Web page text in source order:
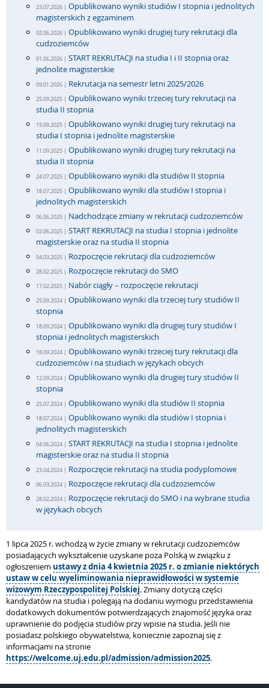
23.07.2026 | Opublikowano wyniki studiów I stopnia i jednolitych
magisterskich z egzaminem
02.06.2026 | Opublikowano wyniki drugiej tury rekrutacji dla
cudzoziemców
01.06.2026 | START REKRUTACJI na studia I i II stopnia oraz
jednolite magisterskie
09.01.2026 | Rekrutacja na semestr letni 2025/2026
25.09.2025 | Opublikowano wyniki trzeciej tury rekrutacji na
studia II stopnia
19.09.2025 | Opublikowano wyniki drugiej tury rekrutacji na
studia I stopnia i jednolite magisterskie
11.09.2025 | Opublikowano wyniki drugiej tury rekrutacji na
studia II stopnia
24.07.2025 | Opublikowano wyniki dla studiów II stopnia
18.07.2025 | Opublikowano wyniki dla studiów I stopnia i
jednolitych magisterskich
06.06.2025 | Nadchodzące zmiany w rekrutacji cudzoziemców
02.06.2025 | START REKRUTACJI na studia I stopnia i jednolite
magisterskie oraz na studia II stopnia
04.03.2025 | Rozpoczęcie rekrutacji dla cudzoziemców
28.02.2025 | Rozpoczęcie rekrutacji do SMO
17.02.2025 | Nabór ciągły – rozpoczęcie rekrutacji
25.09.2024 | Opublikowano wyniki dla trzeciej tury studiów II
stopnia
18.09.2024 | Opublikowano wyniki dla drugiej tury studiów I
stopnia i jednolitych magisterskich
18.09.2024 | Opublikowano wyniki trzeciej tury rekrutacji dla
cudzoziemców i na studiach w językach obcych
12.09.2024 | Opublikowano wyniki dla drugiej tury studiów II
stopnia
25.07.2024 | Opublikowano wyniki dla studiów II stopnia
18.07.2024 | Opublikowano wyniki dla studiów I stopnia i
jednolitych magisterskich
04.06.2024 | START REKRUTACJI na studia I stopnia i jednolite
magisterskie oraz na studia II stopnia
23.04.2024 | Rozpoczęcie rekrutacji na studia podyplomowe
06.03.2024 | Rozpoczęcie rekrutacji dla cudzoziemców
28.02.2024 | Rozpoczęcie rekrutacji do SMO i na wybrane studia
w językach obcych
1 lipca 2025 r. wchodzą w życie zmiany w rekrutacji cudzoziemców
posiadających wykształcenie uzyskane poza Polską w związku z
ogłoszeniem ustawy z dnia 4 kwietnia 2025 r. o zmianie niektórych
ustaw w celu wyeliminowania nieprawidłowości w systemie
wizowym Rzeczypospolitej Polskiej. Zmiany dotyczą części
kandydatów na studia i polegają na dodaniu wymogu przedstawienia
dodatkowych dokumentów potwierdzających znajomość języka oraz
uprawnienie do podjęcia studiów przy wpisie na studia. Jeśli nie
posiadasz polskiego obywatelstwa, koniecznie zapoznaj się z
informacjami na stronie
https://welcome.uj.edu.pl/admission/admission2025.